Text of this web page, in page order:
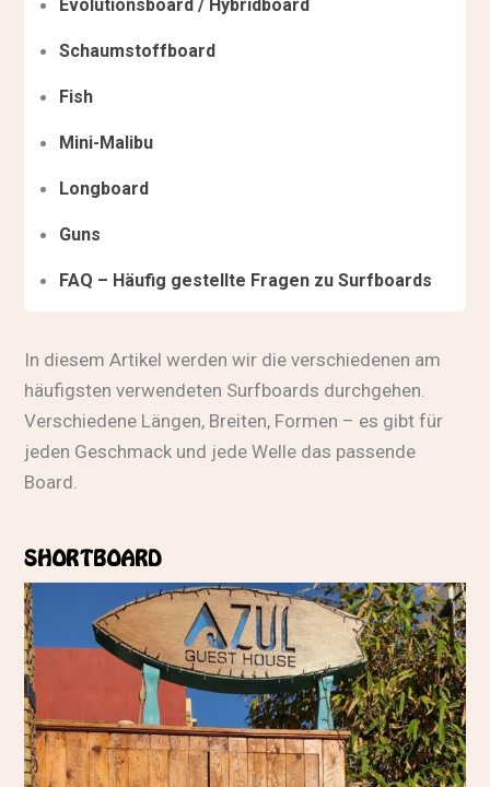
Evolutionsboard / Hybridboard
Schaumstoffboard
Fish
Mini-Malibu
Longboard
Guns
FAQ – Häufig gestellte Fragen zu Surfboards
In diesem Artikel werden wir die verschiedenen am
häufigsten verwendeten Surfboards durchgehen.
Verschiedene Längen, Breiten, Formen – es gibt für
jeden Geschmack und jede Welle das passende
Board.
SHORTBOARD